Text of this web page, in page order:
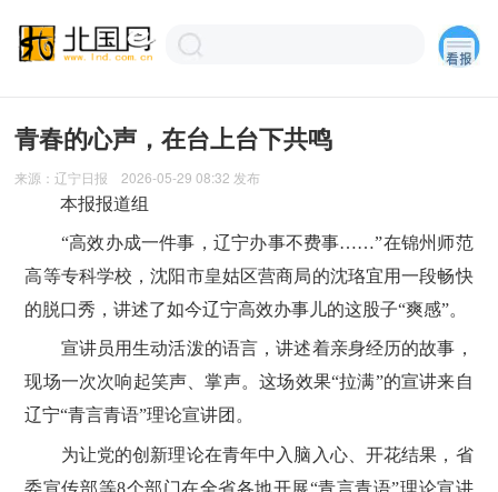
青春的心声，在台上台下共鸣
来源：辽宁日报 2026-05-29 08:32 发布
本报报道组
“高效办成一件事，辽宁办事不费事……”在锦州师范
高等专科学校，沈阳市皇姑区营商局的沈珞宜用一段畅快
的脱口秀，讲述了如今辽宁高效办事儿的这股子“爽感”。
宣讲员用生动活泼的语言，讲述着亲身经历的故事，
现场一次次响起笑声、掌声。这场效果“拉满”的宣讲来自
辽宁“青言青语”理论宣讲团。
为让党的创新理论在青年中入脑入心、开花结果，省
委宣传部等8个部门在全省各地开展“青言青语”理论宣讲